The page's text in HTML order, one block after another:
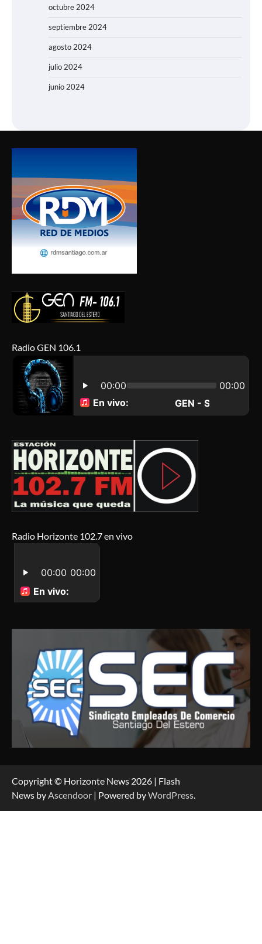
octubre 2024
septiembre 2024
agosto 2024
julio 2024
junio 2024
Radio GEN 106.1
Radio Horizonte 102.7 en vivo
Copyright © Horizonte News 2026 | Flash
News byAscendoor | Powered byWordPress.